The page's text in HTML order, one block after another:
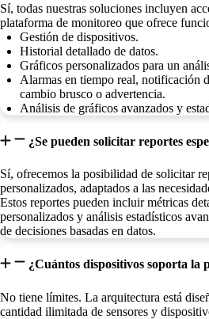
Sí, todas nuestras soluciones incluyen
plataforma de monitoreo que ofrece
Gestión de dispositivos.
Historial detallado de datos.
Gráficos personalizados para un
Alarmas en tiempo real, notificación
cambio brusco o advertencia.
Análisis de gráficos avanzados y
¿Se pueden solicitar reportes
Sí, ofrecemos la posibilidad de solicitar
personalizados, adaptados a las
Estos reportes pueden incluir métricas
personalizados y análisis estadísticos
de decisiones basadas en datos.
¿Cuántos dispositivos soporta la
No tiene límites. La arquitectura está
cantidad ilimitada de sensores y